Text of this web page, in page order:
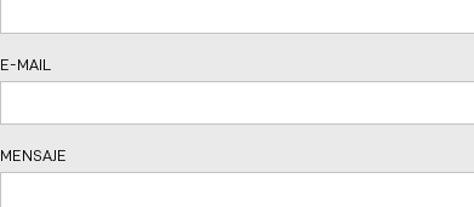
E-MAIL
MENSAJE